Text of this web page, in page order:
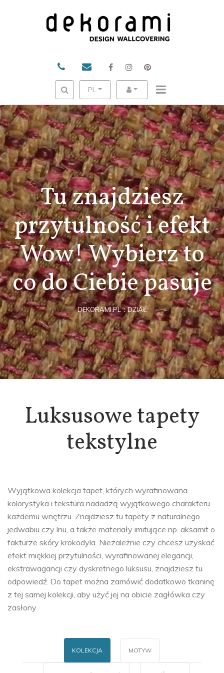
PL
Tu znajdziesz
przytulność i efekt
Wow! Wybierz to
co do Ciebie pasuje
DEKORAMI.PL DZIAŁ
Luksusowe tapety
tekstylne
Wyjątkowa kolekcja tapet, których wyrafinowana
kolorystyka i tekstura nadadzą wyjątkowego charakteru
każdemu wnętrzu. Znajdziesz tu tapety z naturalnego
jedwabiu czy lnu, a także materiały imitujące np. aksamit o
fakturze skóry krokodyla. Niezależnie czy chcesz uzyskać
efekt miękkiej przytulności, wyrafinowanej elegancji,
ekstrawagancji czy dyskretnego luksusu, znajdziesz tu
odpowiedź. Do tapet można zamówić dodatkowo tkaninę
z tej samej kolekcji, aby użyć jej na obicie zagłówka czy
zasłony
KOLEKCJA MOTYW